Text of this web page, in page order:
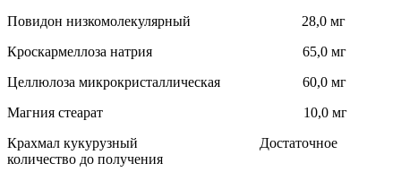
Повидон низкомолекулярный 28,0 мг
Кроскармеллоза натрия 65,0 мг
Целлюлоза микрокристаллическая 60,0 мг
Магния стеарат 10,0 мг
Крахмал кукурузный Достаточное
количество до получения